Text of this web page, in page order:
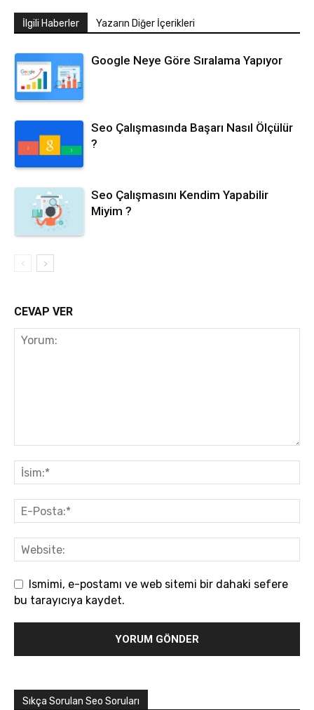
İlgili Haberler Yazarın Diğer İçerikleri
Google Neye Göre Sıralama Yapıyor
Seo Çalışmasında Başarı Nasıl Ölçülür
?
Seo Çalışmasını Kendim Yapabilir
Miyim ?
CEVAP VER
Ismimi, e-postamı ve web sitemi bir dahaki sefere
bu tarayıcıya kaydet.
Sıkça Sorulan Seo Soruları